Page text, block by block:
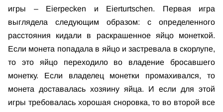
игры – Eierpecken и Eierturtschen. Первая игра
выглядела следующим образом: с определенного
расстояния кидали в раскрашенное яйцо монеткой.
Если монета попадала в яйцо и застревала в скорлупе,
то это яйцо переходило во владение бросавшего
монетку. Если владелец монетки промахивался, то
монета доставалась хозяину яйца. И если для этой
игры требовалась хорошая сноровка, то во второй все